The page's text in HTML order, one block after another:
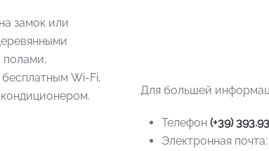
замок или
полами,
Wi-Fi,
Для большей
Телефон (+39)
Электронная почта: